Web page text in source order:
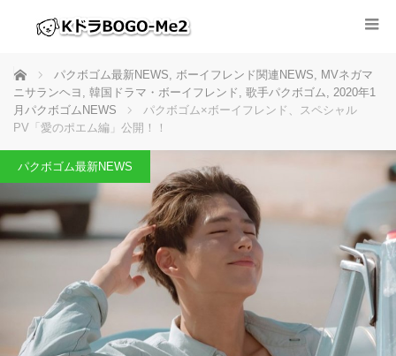
ホーム パクボゴム最新NEWS, ボーイフレンド関連NEWS, MVネガマ
ニサランヘヨ , 韓国ドラマ・ボーイフレンド , 歌手パクボゴム, 2020年1
月パクボゴムNEWS
パクボゴム×ボーイフレンド、スペシャル
PV「愛のポエム編」公開！！
パクボゴム最新NEWS